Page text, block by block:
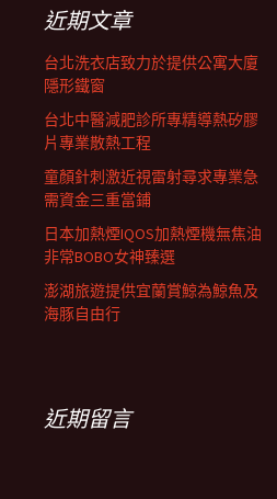
近期文章
台北洗衣店致力於提供公寓大廈
隱形鐵窗
台北中醫減肥診所專精導熱矽膠
片專業散熱工程
童顏針刺激近視雷射尋求專業急
需資金三重當鋪
日本加熱煙IQOS加熱煙機無焦油
非常BOBO女神臻選
澎湖旅遊提供宜蘭賞鯨為鯨魚及
海豚自由行
近期留言